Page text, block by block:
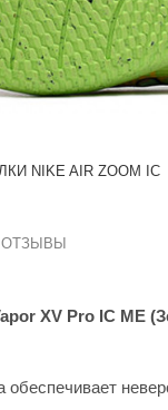
NIKE AIR ZOOM IC
ОТЗЫВЫ
XV Pro IC ME